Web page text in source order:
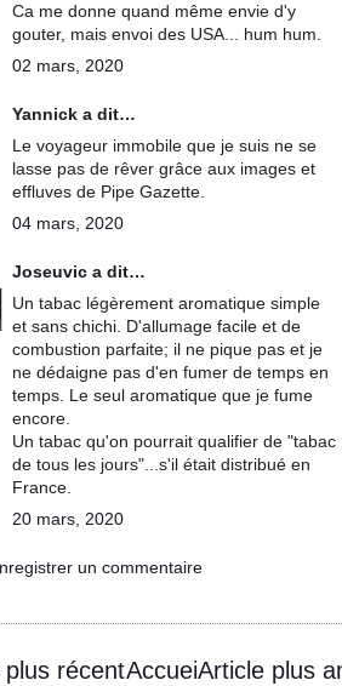
Ca me donne quand même envie d'y
gouter, mais envoi des USA... hum hum.
02 mars, 2020
Yannick a dit…
Le voyageur immobile que je suis ne se
lasse pas de rêver grâce aux images et
effluves de Pipe Gazette.
04 mars, 2020
Joseuvic a dit…
Un tabac légèrement aromatique simple
et sans chichi. D'allumage facile et de
combustion parfaite; il ne pique pas et je
ne dédaigne pas d'en fumer de temps en
temps. Le seul aromatique que je fume
encore.
Un tabac qu'on pourrait qualifier de "tabac
de tous les jours"...s'il était distribué en
France.
20 mars, 2020
un commentaire
plus récent Article plus
Accuei